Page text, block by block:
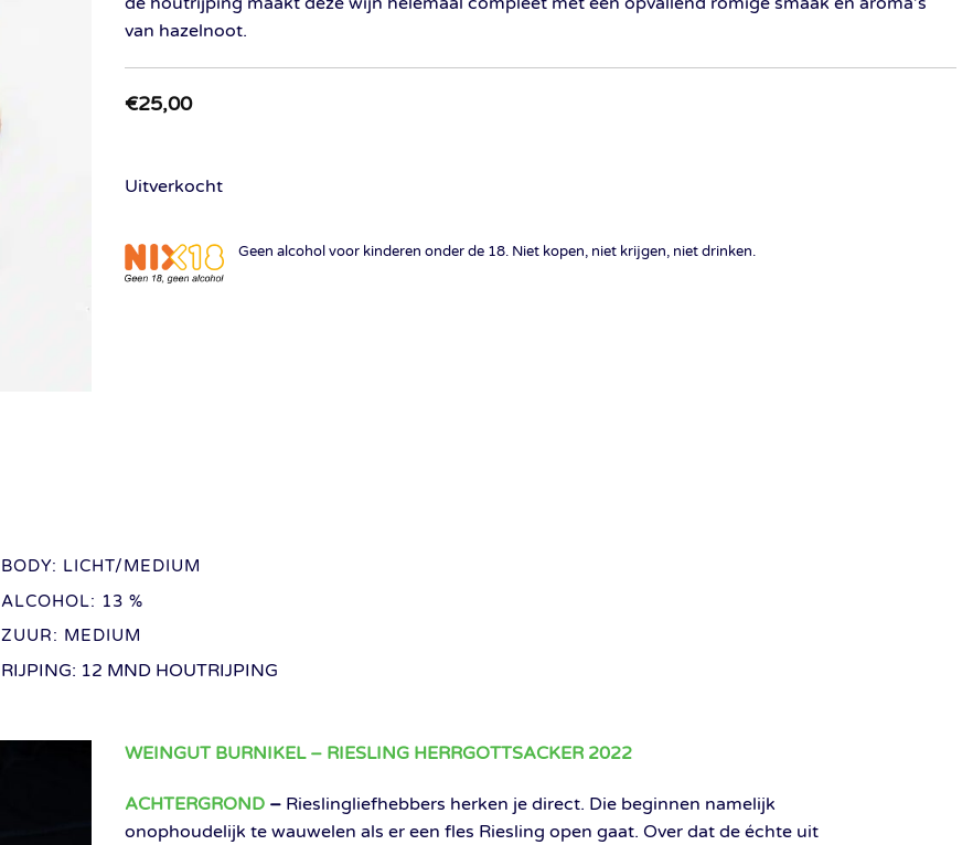
van hazelnoot.
€25,00
Uitverkocht
Geen alcohol voor kinderen onder de 18. Niet kopen, niet krijgen, niet drinken.
BODY: LICHT/MEDIUM
ALCOHOL: 13 %
ZUUR: MEDIUM
RIJPING: 12 MND HOUTRIJPING
WEINGUT BURNIKEL – RIESLING HERRGOTTSACKER 2022
ACHTERGROND – Rieslingliefhebbers herken je direct. Die beginnen namelijk
onophoudelijk te wauwelen als er een fles Riesling open gaat. Over dat de échte uit